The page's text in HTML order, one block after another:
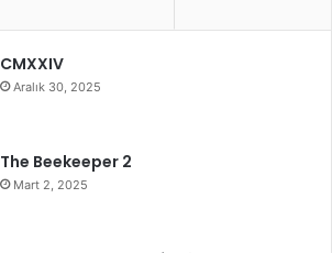
CMXXIV
Aralık 30, 2025
The Beekeeper 2
Mart 2, 2025